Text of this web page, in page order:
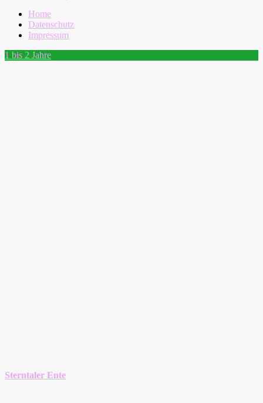
Home
Datenschutz
Impressum
1 bis 2 Jahre
Sterntaler Ente